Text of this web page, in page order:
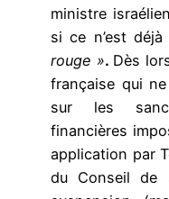
ministre
si ce n’est
rouge ». Dès
française qui
sur les
financières
application par
du Conseil de